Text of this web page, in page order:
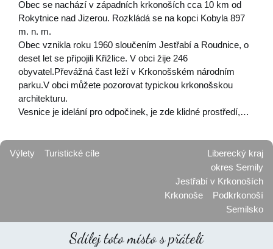
Obec se nachází v západních krkonoších cca 10 km od
Rokytnice nad Jizerou. Rozkládá se na kopci Kobyla 897
m. n. m.
Obec vznikla roku 1960 sloučením Jestřabí a Roudnice, o
deset let se připojili Křižlice. V obci žije 246
obyvatel.Převážná čast leží v Krkonošském národním
parku.V obci můžete pozorovat typickou krkonošskou
architekturu.
Vesnice je idelání pro odpočinek, je zde klidné prostředí,…
Výlety Turistické cíle
Liberecký kraj
okres Semily
Jestřabí v Krkonoších
Krkonoše
Podkrkonoší
Semilsko
Sdílej toto místo s přáteli